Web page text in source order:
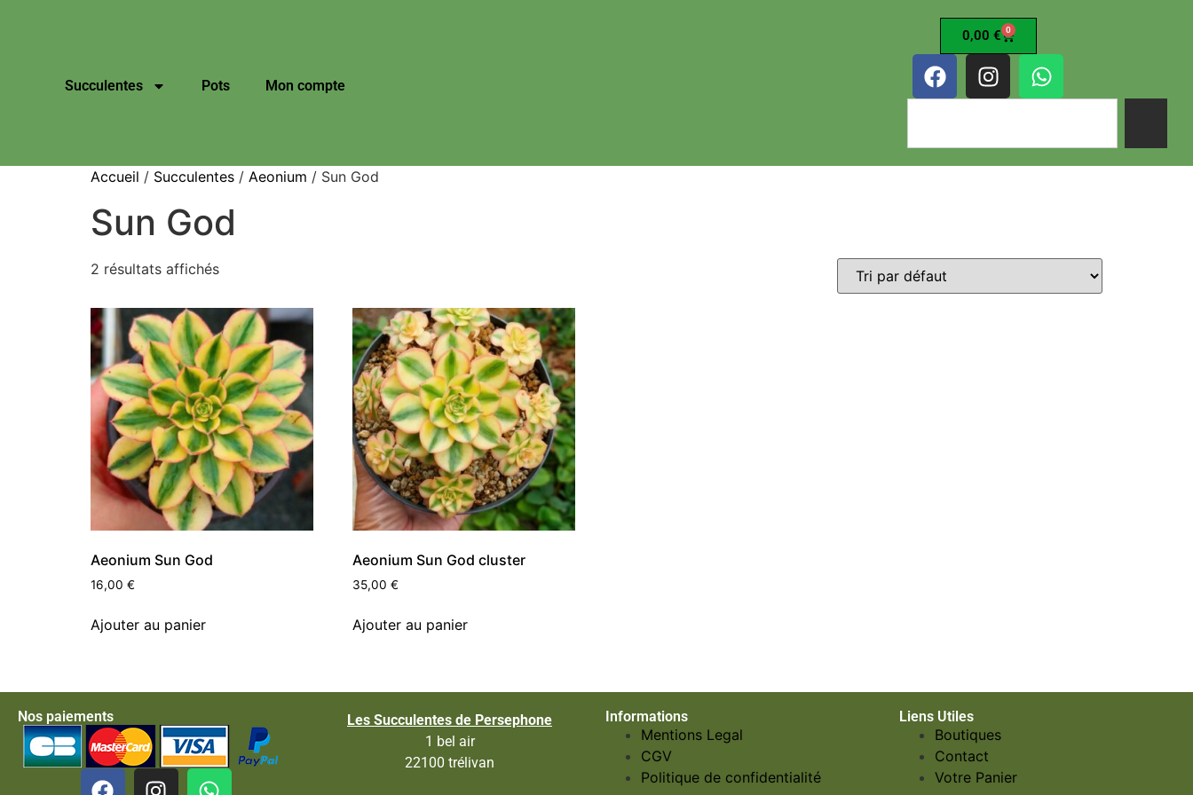
Succulentes Pots Mon compte
0,00 € 0
Accueil / Succulentes / Aeonium / Sun God
Sun God
2 résultats affichés
Aeonium Sun God
16,00 €
Ajouter au panier
Aeonium Sun God cluster
35,00 €
Ajouter au panier
Nos paiements
Les Succulentes de Persephone
1 bel air
22100 trélivan
Informations
Mentions Legal
CGV
Politique de confidentialité
Liens Utiles
Boutiques
Contact
Votre Panier